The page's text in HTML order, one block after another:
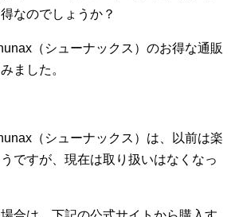
なのでしょうか？
（シューナックス）のお得な通販
ました。
（シューナックス）は、以前は楽
ですが、現在は取り扱いはなくなっ